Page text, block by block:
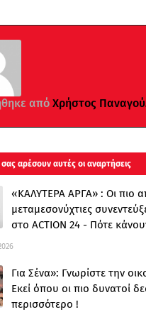
από Χρήστος
αρέσουν αυτές οι αναρτήσεις
«ΚΑΛΥΤΕΡΑ ΑΡΓΑ» : Oι πιο
μεταμεσονύχτιες
στο ACTION 24 - Πότε
Για Σένα»: Γνωρίστε την
Εκεί όπου οι πιο δυνατοί
περισσότερο !